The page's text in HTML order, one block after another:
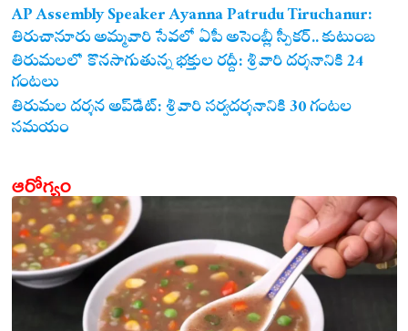
AP Assembly Speaker Ayanna Patrudu Tiruchanur:
తిరుచానూరు అమ్మవారి సేవలో ఏపీ అసెంబ్లీ స్పీకర్.. కుటుంబ
సమేతంగా దర్శించుకున్న అయ్యన్నపాత్రుడు!
తిరుమలలో కొనసాగుతున్న భక్తుల రద్దీ: శ్రీవారి దర్శనానికి 24
గంటలు
తిరుమల దర్శన అప్‌డేట్: శ్రీవారి సర్వదర్శనానికి 30 గంటల
సమయం
ఆరోగ్యం